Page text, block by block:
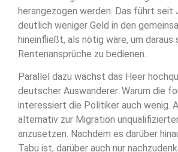
herangezogen werden. Das führt seit
deutlich weniger Geld in den
hineinfließt, als nötig wäre, um daraus
Rentenansprüche zu bedienen.
Parallel dazu wächst das Heer
deutscher Auswanderer. Warum die
interessiert die Politiker auch wenig.
alternativ zur Migration
anzusetzen. Nachdem es darüber
Tabu ist, darüber auch nur